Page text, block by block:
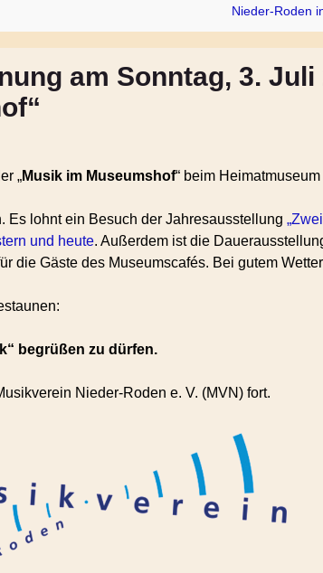
Nieder-Roden
am Sonntag, 3. Juli
„Musik im Museumshof“ beim
Es lohnt ein Besuch der Jahresausstellung
und heute. Außerdem ist die
die Gäste des Museumscafés. Bei gutem
begrüßen zu dürfen.
Nieder-Roden e. V. (MVN) fort.